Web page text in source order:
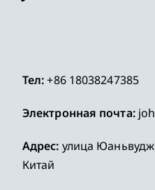
Тел:+86 18038247385
Электронная почта:
Адрес: улица
Китай